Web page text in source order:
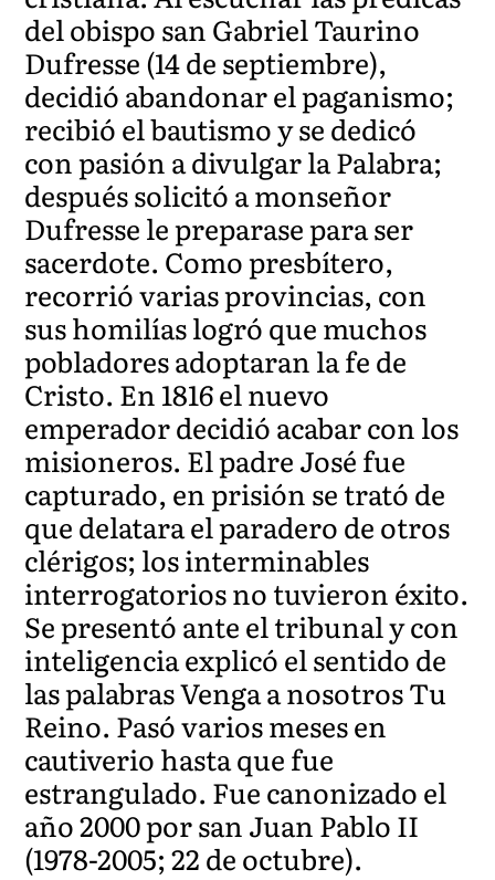
del obispo san Gabriel Taurino
Dufresse (14 de septiembre),
decidió abandonar el paganismo;
recibió el bautismo y se dedicó
con pasión a divulgar la Palabra;
después solicitó a monseñor
Dufresse le preparase para ser
sacerdote. Como presbítero,
recorrió varias provincias, con
sus homilías logró que muchos
pobladores adoptaran la fe de
Cristo. En 1816 el nuevo
emperador decidió acabar con los
misioneros. El padre José fue
capturado, en prisión se trató de
que delatara el paradero de otros
clérigos; los interminables
interrogatorios no tuvieron éxito.
Se presentó ante el tribunal y con
inteligencia explicó el sentido de
las palabras Venga a nosotros Tu
Reino. Pasó varios meses en
cautiverio hasta que fue
estrangulado. Fue canonizado el
año 2000 por san Juan Pablo II
(1978-2005; 22 de octubre).